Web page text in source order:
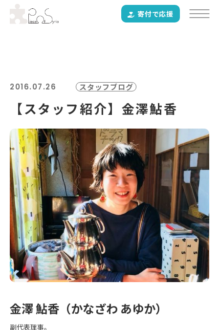
寄付で応援
2016.07.26 スタッフブログ
【スタッフ紹介】金澤鮎香
金澤 鮎香（かなざわ あゆか）
副代表理事。